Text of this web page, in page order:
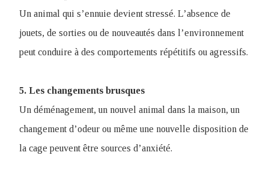
Un animal qui s’ennuie devient stressé. L’absence de
jouets, de sorties ou de nouveautés dans l’environnement
peut conduire à des comportements répétitifs ou agressifs.
5. Les changements brusques
Un déménagement, un nouvel animal dans la maison, un
changement d’odeur ou même une nouvelle disposition de
la cage peuvent être sources d’anxiété.